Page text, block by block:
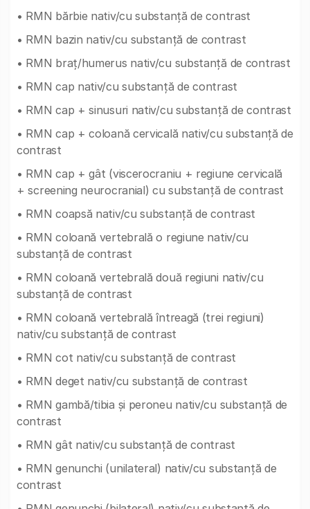
• RMN bărbie nativ/cu substanță de contrast
• RMN bazin nativ/cu substanță de contrast
• RMN braț/humerus nativ/cu substanță de contrast
• RMN cap nativ/cu substanță de contrast
• RMN cap + sinusuri nativ/cu substanță de contrast
• RMN cap + coloană cervicală nativ/cu substanță de
contrast
• RMN cap + gât (viscerocraniu + regiune cervicală
+ screening neurocranial) cu substanță de contrast
• RMN coapsă nativ/cu substanță de contrast
• RMN coloană vertebrală o regiune nativ/cu
substanță de contrast
• RMN coloană vertebrală două regiuni nativ/cu
substanță de contrast
• RMN coloană vertebrală întreagă (trei regiuni)
nativ/cu substanță de contrast
• RMN cot nativ/cu substanță de contrast
• RMN deget nativ/cu substanță de contrast
• RMN gambă/tibia și peroneu nativ/cu substanță de
contrast
• RMN gât nativ/cu substanță de contrast
• RMN genunchi (unilateral) nativ/cu substanță de
contrast